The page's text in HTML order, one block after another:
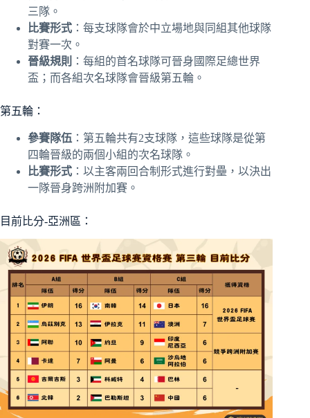
三隊。
比賽形式 ：每支球隊會於中立場地與同組其他球隊
對賽一次。
晉級規則
：每組的首名球隊可晉身國際足總世界
盃；而各組次名球隊會晉級第五輪。
第五輪：
參賽隊伍 ：第五輪共有2支球隊，這些球隊是從第
四輪晉級的兩個小組的次名球隊。
比賽形式 ：以主客兩回合制形式進行對壘，以決出
一隊晉身跨洲附加賽。
目前比分-亞洲區：